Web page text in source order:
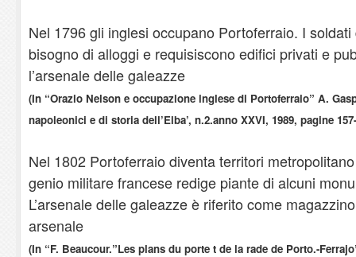
Nel 1796 gli inglesi occupano Portoferraio. I
bisogno di alloggi e requisiscono edifici privati e
l’arsenale delle galeazze
(In “Orazio Nelson e occupazione inglese di Portoferraio” A.
napoleonici e di storia dell’Elba’, n.2.anno XXVI, 1989, pagine
Nel 1802 Portoferraio diventa territori
genio militare francese redige piante di alcuni
L’arsenale delle galeazze è riferito come
arsenale
(In “F. Beaucour.”Les plans du porte t de la rade de Porto.-